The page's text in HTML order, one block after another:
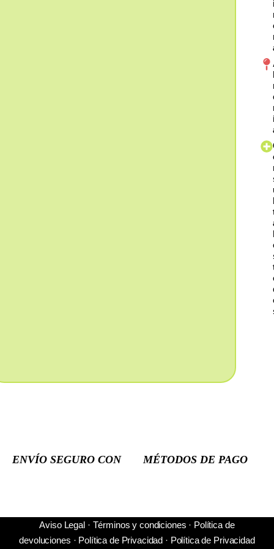
ENVÍO SEGURO CON MÉTODOS DE PAGO
Aviso Legal· Términos y condiciones · Política de
devoluciones · Política de Privacidad · Política de Privacidad